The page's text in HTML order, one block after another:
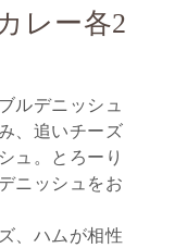
レー各2
ルデニッシュ
、追いチーズ
ュ。とろーり
ニッシュをお
、ハムが相性